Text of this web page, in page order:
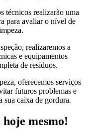
técnicos realizarão uma
para avaliar o nível de
realizaremos a
e equipamentos
de resíduos.
oferecemos serviços
futuros problemas e
sua caixa de gordura.
mesmo!